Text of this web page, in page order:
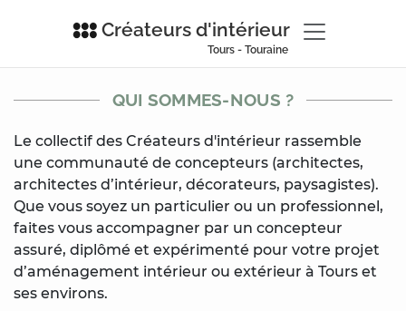
Créateurs d'intérieur
Tours - Touraine
QUI SOMMES-NOUS ?
Le collectif des Créateurs d'intérieur rassemble
une communauté de concepteurs (architectes,
architectes d’intérieur, décorateurs, paysagistes).
Que vous soyez un particulier ou un professionnel,
faites vous accompagner par un concepteur
assuré, diplômé et expérimenté pour votre projet
d’aménagement intérieur ou extérieur à Tours et
ses environs.